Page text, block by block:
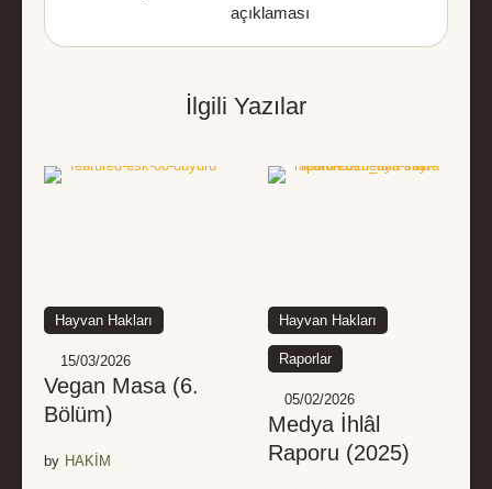
açıklaması
İlgili Yazılar
Hayvan Hakları
15/03/2026
Vegan Masa (6.
Bölüm)
by HAKİM
Hayvan Hakları
Raporlar
05/02/2026
Medya İhlâl
Raporu (2025)